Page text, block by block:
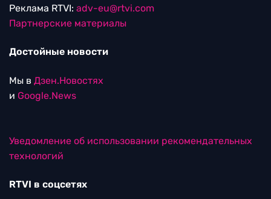
Реклама RTVI: adv-eu@rtvi.com
Партнерские материалы
Достойные новости
Мы в Дзен.Новостях
и Google.News
Уведомление об использовании рекомендательных
технологий
RTVI в соцсетях